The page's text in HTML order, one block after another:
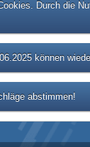
Durch die
können
abstimmen!